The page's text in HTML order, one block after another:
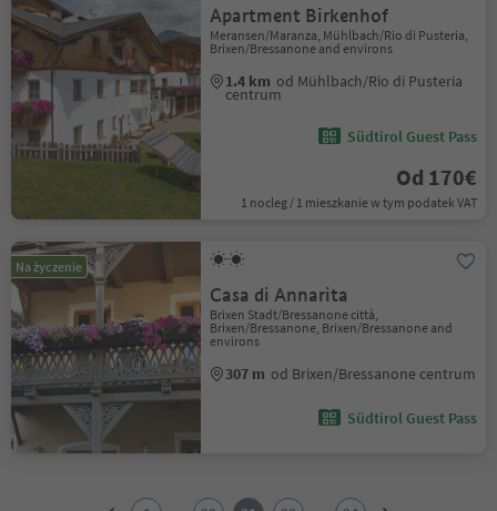
Apartment Birkenhof
Meransen/Maranza, Mühlbach/Rio di Pusteria,
Brixen/Bressanone and environs
1.4 km od Mühlbach/Rio di Pusteria
centrum
Südtirol Guest Pass
Od 170€
1 nocleg / 1 mieszkanie w tym podatek VAT
Na życzenie
Casa di Annarita
Brixen Stadt/Bressanone città,
Brixen/Bressanone, Brixen/Bressanone and
environs
307 m od Brixen/Bressanone centrum
Südtirol Guest Pass